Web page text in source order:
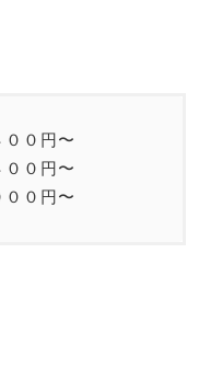
０円〜
０円〜
０円〜